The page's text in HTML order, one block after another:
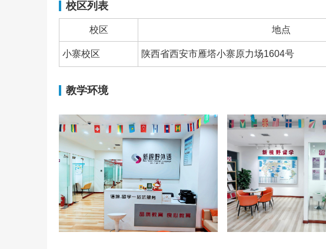
校区列表
校区 地点
小寨校区 陕西省西安市雁塔小寨原力场1604号
教学环境